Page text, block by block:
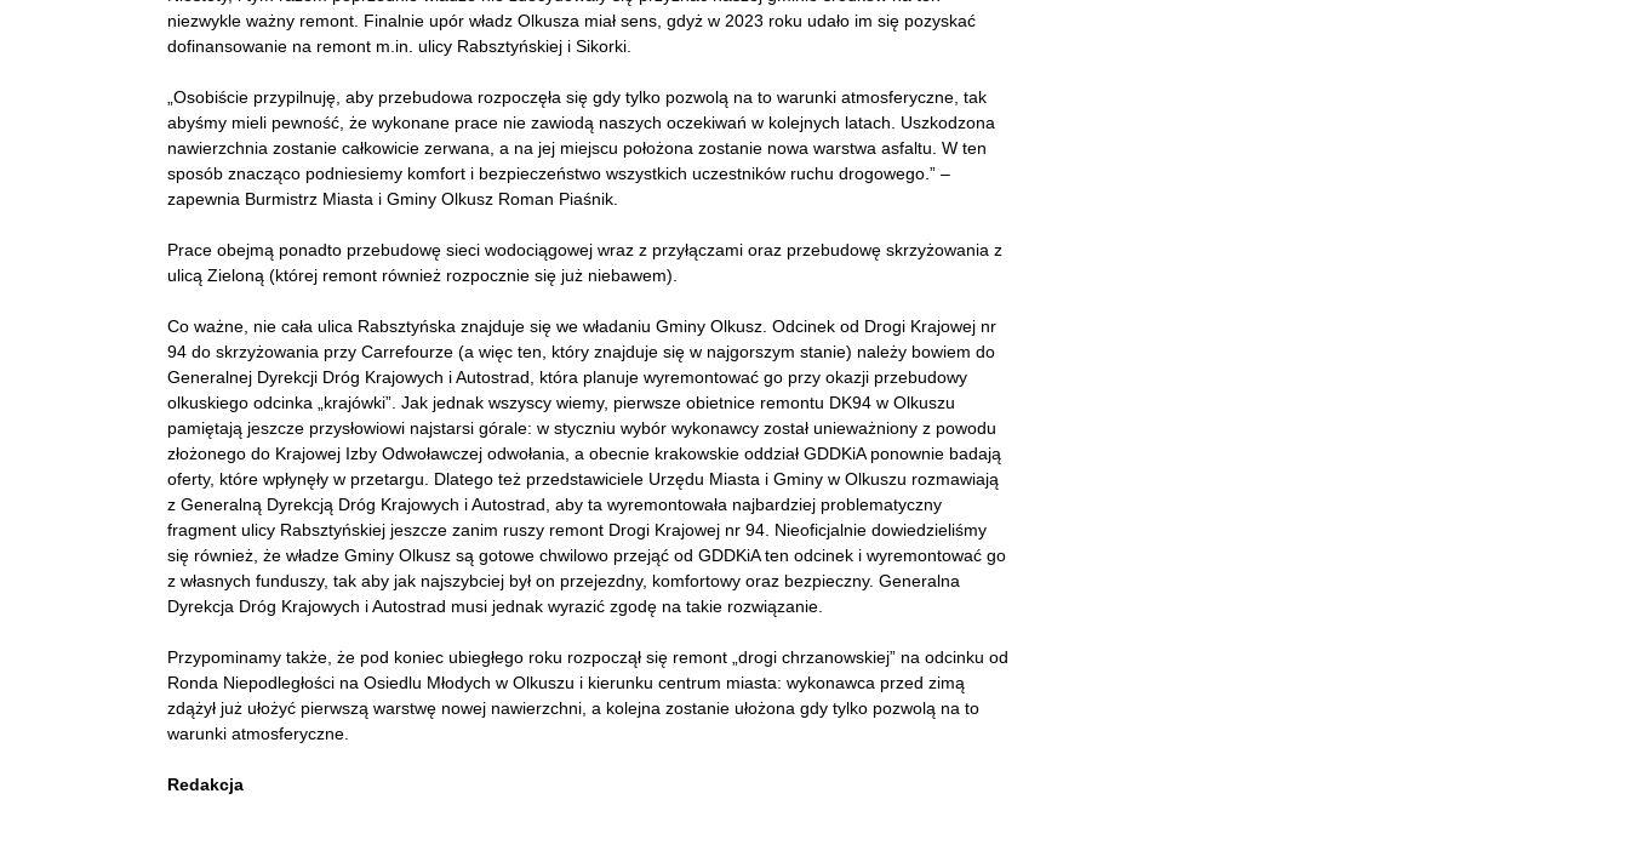
niezwykle ważny remont. Finalnie upór władz Olkusza miał sens, gdyż w 2023 roku udało im się pozyskać
dofinansowanie na remont m.in. ulicy Rabsztyńskiej i Sikorki.
„Osobiście przypilnuję, aby przebudowa rozpoczęła się gdy tylko pozwolą na to warunki atmosferyczne, tak
abyśmy mieli pewność, że wykonane prace nie zawiodą naszych oczekiwań w kolejnych latach. Uszkodzona
nawierzchnia zostanie całkowicie zerwana, a na jej miejscu położona zostanie nowa warstwa asfaltu. W ten
sposób znacząco podniesiemy komfort i bezpieczeństwo wszystkich uczestników ruchu drogowego.” –
zapewnia Burmistrz Miasta i Gminy Olkusz Roman Piaśnik.
Prace obejmą ponadto przebudowę sieci wodociągowej wraz z przyłączami oraz przebudowę skrzyżowania z
ulicą Zieloną (której remont również rozpocznie się już niebawem).
Co ważne, nie cała ulica Rabsztyńska znajduje się we władaniu Gminy Olkusz. Odcinek od Drogi Krajowej nr
94 do skrzyżowania przy Carrefourze (a więc ten, który znajduje się w najgorszym stanie) należy bowiem do
Generalnej Dyrekcji Dróg Krajowych i Autostrad, która planuje wyremontować go przy okazji przebudowy
olkuskiego odcinka „krajówki”. Jak jednak wszyscy wiemy, pierwsze obietnice remontu DK94 w Olkuszu
pamiętają jeszcze przysłowiowi najstarsi górale: w styczniu wybór wykonawcy został unieważniony z powodu
złożonego do Krajowej Izby Odwoławczej odwołania, a obecnie krakowskie oddział GDDKiA ponownie badają
oferty, które wpłynęły w przetargu. Dlatego też przedstawiciele Urzędu Miasta i Gminy w Olkuszu rozmawiają
z Generalną Dyrekcją Dróg Krajowych i Autostrad, aby ta wyremontowała najbardziej problematyczny
fragment ulicy Rabsztyńskiej jeszcze zanim ruszy remont Drogi Krajowej nr 94. Nieoficjalnie dowiedzieliśmy
się również, że władze Gminy Olkusz są gotowe chwilowo przejąć od GDDKiA ten odcinek i wyremontować go
z własnych funduszy, tak aby jak najszybciej był on przejezdny, komfortowy oraz bezpieczny. Generalna
Dyrekcja Dróg Krajowych i Autostrad musi jednak wyrazić zgodę na takie rozwiązanie.
Przypominamy także, że pod koniec ubiegłego roku rozpoczął się remont „drogi chrzanowskiej” na odcinku od
Ronda Niepodległości na Osiedlu Młodych w Olkuszu i kierunku centrum miasta: wykonawca przed zimą
zdążył już ułożyć pierwszą warstwę nowej nawierzchni, a kolejna zostanie ułożona gdy tylko pozwolą na to
warunki atmosferyczne.
Redakcja